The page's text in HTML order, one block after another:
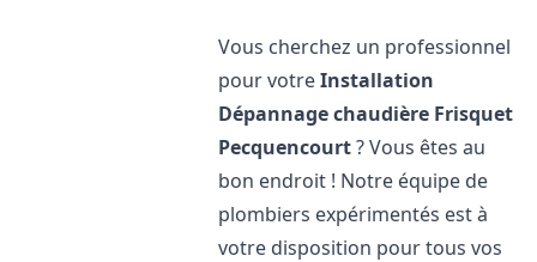
Vous cherchez un professionnel
pour votreInstallation
Dépannage chaudière Frisquet
Pecquencourt? Vous êtes au
bon endroit ! Notre équipe de
plombiers expérimentés est à
votre disposition pour tous vos